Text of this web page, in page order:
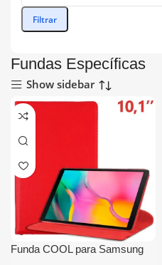
Filtrar
Fundas Específicas
Show sidebar
Funda COOL para Samsung